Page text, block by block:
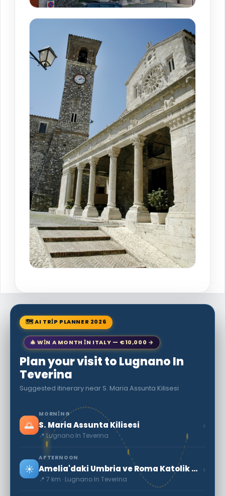
🗺 AI TRIP PLANNER 2026
🎄 WIN A MONTH IN ITALY — €10,000 →
Plan your visit to Lugnano In
Teverina
Suggested itinerary near S. Maria Assunta Kilisesi
🌅
MORNING
S. Maria Assunta Kilisesi
📍 Lugnano In Teverina
›
☀️
AFTERNOON
Amelia'daki Umbria ve Roma Katolik Katedrali
📍 7 km · Lugnano In Teverina
›